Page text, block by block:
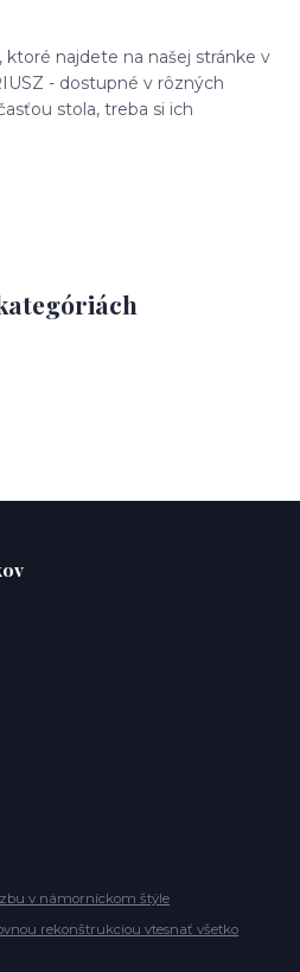
najdete na našej stránke v
- dostupné v rôzných
stola, treba si ich
v námorníckom štýle
rekonštrukciou vtesnať všetko